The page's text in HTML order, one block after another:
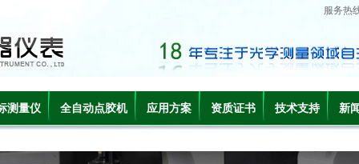
服务热
测量仪 全自动点胶机 应用方案 资质证书 技术支持 新